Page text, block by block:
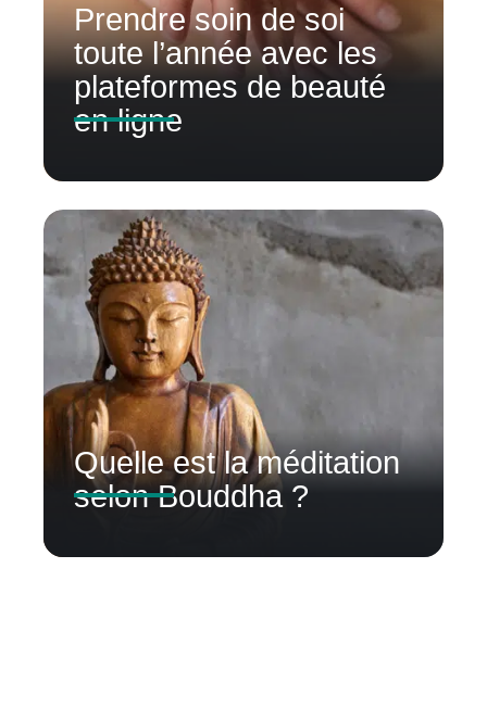
Prendre soin de soi
toute l’année avec les
plateformes de beauté
en ligne
Quelle est la méditation
selon Bouddha ?